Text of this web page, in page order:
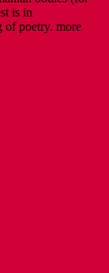
is in
of poetry. more